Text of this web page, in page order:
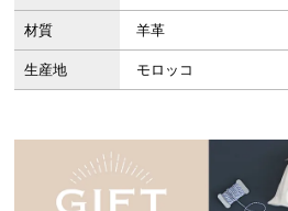
材質 羊革
生産地 モロッコ